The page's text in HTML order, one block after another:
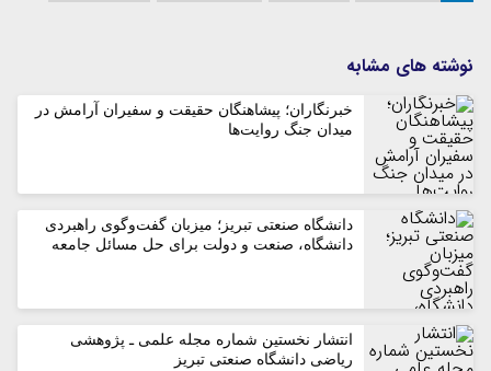
نوشته های مشابه
خبرنگاران؛ پیشاهنگان حقیقت و سفیران آرامش در
میدان جنگ روایت‌ها
دانشگاه صنعتی تبریز؛ میزبان گفت‌وگوی راهبردی
دانشگاه، صنعت و دولت برای حل مسائل جامعه
انتشار نخستین شماره مجله علمی ـ پژوهشی
ریاضی دانشگاه صنعتی تبریز